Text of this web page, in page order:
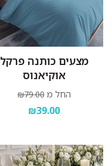
מצעים כותנה פרקל
אוקיאנוס
החל מ ₪79.00
₪39.00